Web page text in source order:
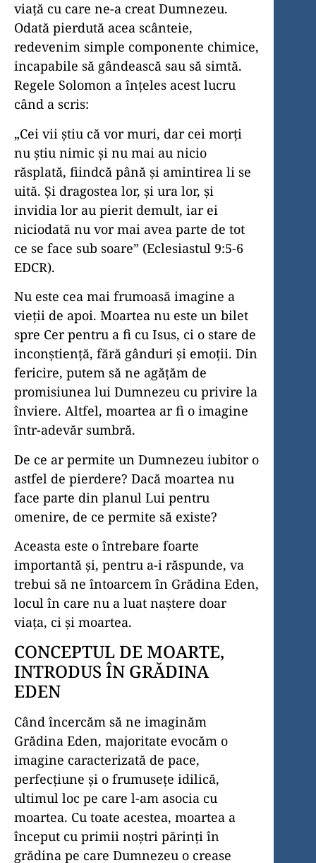
viață cu care ne-a creat Dumnezeu.
Odată pierdută acea scânteie,
redevenim simple componente chimice,
incapabile să gândească sau să simtă.
Regele Solomon a înțeles acest lucru
când a scris:
„Cei vii știu că vor muri, dar cei morți
nu știu nimic şi nu mai au nicio
răsplată, fiindcă până şi amintirea li se
uită. Şi dragostea lor, şi ura lor, şi
invidia lor au pierit demult, iar ei
niciodată nu vor mai avea parte de tot
ce se face sub soare” (Eclesiastul 9:5-6
EDCR).
Nu este cea mai frumoasă imagine a
vieții de apoi. Moartea nu este un bilet
spre Cer pentru a fi cu Isus, ci o stare de
inconștiență, fără gânduri și emoții. Din
fericire, putem să ne agățăm de
promisiunea lui Dumnezeu cu privire la
înviere. Altfel, moartea ar fi o imagine
într-adevăr sumbră.
De ce ar permite un Dumnezeu iubitor o
astfel de pierdere? Dacă moartea nu
face parte din planul Lui pentru
omenire, de ce permite să existe?
Aceasta este o întrebare foarte
importantă și, pentru a-i răspunde, va
trebui să ne întoarcem în Grădina Eden,
locul în care nu a luat naștere doar
viața, ci și moartea.
CONCEPTUL DE MOARTE,
INTRODUS ÎN GRĂDINA
EDEN
Când încercăm să ne imaginăm
Grădina Eden, majoritate evocăm o
imagine caracterizată de pace,
perfecțiune și o frumusețe idilică,
ultimul loc pe care l-am asocia cu
moartea. Cu toate acestea, moartea a
început cu primii noștri părinți în
grădina pe care Dumnezeu o crease